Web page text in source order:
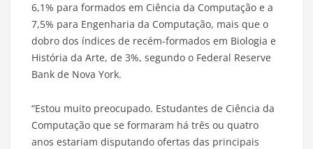
6,1% para formados em Ciência da Computação e a
7,5% para Engenharia da Computação, mais que o
dobro dos índices de recém-formados em Biologia e
História da Arte, de 3%, segundo o Federal Reserve
Bank de Nova York.
“Estou muito preocupado. Estudantes de Ciência da
Computação que se formaram há três ou quatro
anos estariam disputando ofertas das principais